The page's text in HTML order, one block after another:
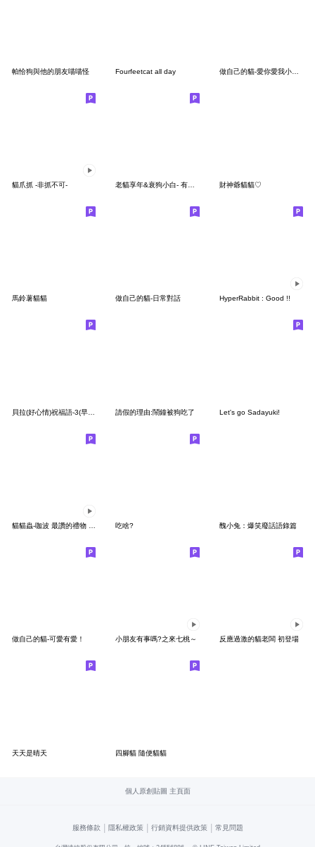
帕恰狗與他的朋友喵喵怪 Fourfeetcat all day 做自己的貓-愛你愛我小日常
貓爪抓 -非抓不可- 財神爺貓貓♡
馬鈴薯貓貓 做自己的貓-日常對話 HyperRabbit : Good !!
請假的理由:鬧鐘被狗吃了 Let's go Sadayuki!
吃啥? 醜小兔：爆笑廢話語錄篇
做自己的貓-可愛有愛！ 小朋友有事嗎?之來七桃～ 反應過激的貓老闆 初登場
天天是晴天 四腳貓 隨便貓貓
個人原創貼圖 主頁面
服務條款 | 隱私權政策 | 行銷資料提供政策 | 常見問題